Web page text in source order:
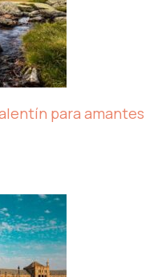
para amantes